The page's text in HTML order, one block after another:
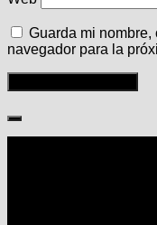
Guarda mi
navegador para la